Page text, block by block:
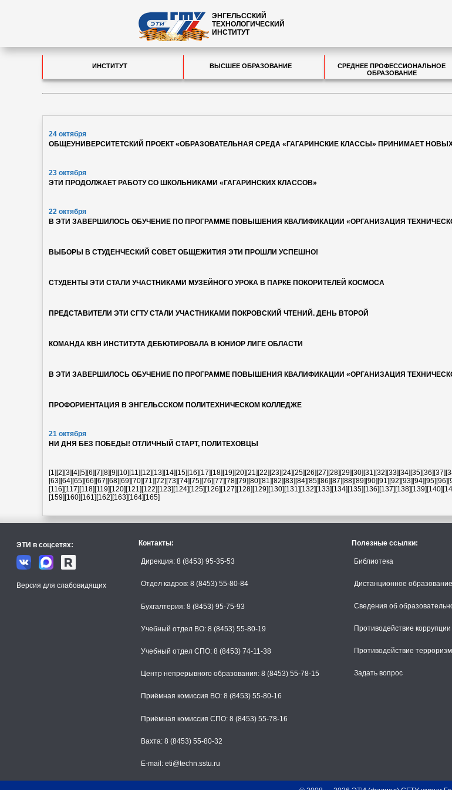
ЭНГЕЛЬССКИЙ
ТЕХНОЛОГИЧЕСКИЙ
ИНСТИТУТ
ИНСТИТУТ ВЫСШЕЕ ОБРАЗОВАНИЕ
СРЕДНЕЕ ПРОФЕССИОНАЛЬНОЕ
ОБРАЗОВАНИЕ
24 октября
ОБЩЕУНИВЕРСИТЕТСКИЙ ПРОЕКТ «ОБРАЗОВАТЕЛЬНАЯ СРЕДА «ГАГАРИНСКИЕ КЛАССЫ» ПРИНИМАЕТ
23 октября
ЭТИ ПРОДОЛЖАЕТ РАБОТУ СО ШКОЛЬНИКАМИ «ГАГАРИНСКИХ КЛАССОВ»
22 октября
В ЭТИ ЗАВЕРШИЛОСЬ ОБУЧЕНИЕ ПО ПРОГРАММЕ ПОВЫШЕНИЯ КВАЛИФИКАЦИИ «ОРГАНИЗАЦИЯ
ВЫБОРЫ В СТУДЕНЧЕСКИЙ СОВЕТ ОБЩЕЖИТИЯ ЭТИ ПРОШЛИ УСПЕШНО!
СТУДЕНТЫ ЭТИ СТАЛИ УЧАСТНИКАМИ МУЗЕЙНОГО УРОКА В ПАРКЕ ПОКОРИТЕЛЕЙ КОСМОСА
ПРЕДСТАВИТЕЛИ ЭТИ СГТУ СТАЛИ УЧАСТНИКАМИ ПОКРОВСКИЙ ЧТЕНИЙ. ДЕНЬ ВТОРОЙ
КОМАНДА КВН ИНСТИТУТА ДЕБЮТИРОВАЛА В ЮНИОР ЛИГЕ ОБЛАСТИ
В ЭТИ ЗАВЕРШИЛОСЬ ОБУЧЕНИЕ ПО ПРОГРАММЕ ПОВЫШЕНИЯ КВАЛИФИКАЦИИ «ОРГАНИЗАЦИЯ
ПРОФОРИЕНТАЦИЯ В ЭНГЕЛЬССКОМ ПОЛИТЕХНИЧЕСКОМ КОЛЛЕДЖЕ
21 октября
НИ ДНЯ БЕЗ ПОБЕДЫ! ОТЛИЧНЫЙ СТАРТ, ПОЛИТЕХОВЦЫ
[1] [2] [3] [4] [5] [6] [7] [8] [9] [10] [11] [12] [13] [14] [15] [16] [17] [18] [19] [20] [21] [22] [23] [24] [25] [26] [27] [28] [29] [30] [31] [32] [33] [34] [35] [36] [37]
[63] [64] [65] [66] [67] [68] [69] [70] [71] [72] [73] [74] [75] [76] [77] [78] [79] [80] [81] [82] [83] [84] [85] [86] [87] [88] [89] [90] [91] [92] [93] [94] [95] [96]
[116] [117] [118] [119] [120] [121] [122] [123] [124] [125] [126] [127] [128] [129] [130] [131] [132] [133] [134] [135] [136] [137] [138] [139] [140]
[159] [160] [161] [162] [163] [164] [165]
ЭТИ в соцсетях:
Версия для слабовидящих
Контакты:
Дирекция: 8 (8453) 95-35-53
Отдел кадров: 8 (8453) 55-80-84
Бухгалтерия: 8 (8453) 95-75-93
Учебный отдел ВО: 8 (8453) 55-80-19
Учебный отдел СПО: 8 (8453) 74-11-38
Центр непрерывного образования: 8 (8453) 55-78-15
Приёмная комиссия ВО: 8 (8453) 55-80-16
Приёмная комиссия СПО: 8 (8453) 55-78-16
Вахта: 8 (8453) 55-80-32
E-mail: eti@techn.sstu.ru
Полезные ссылки:
Библиотека
Дистанционное образование
Сведения об
Противодействие коррупции
Противодействие
Задать вопрос